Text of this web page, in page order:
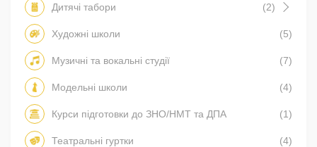
Дитячі табори (2)
Художні школи (5)
Музичні та вокальні студії (7)
Модельні школи (4)
Курси підготовки до ЗНО/НМТ та ДПА (1)
Театральні гуртки (4)